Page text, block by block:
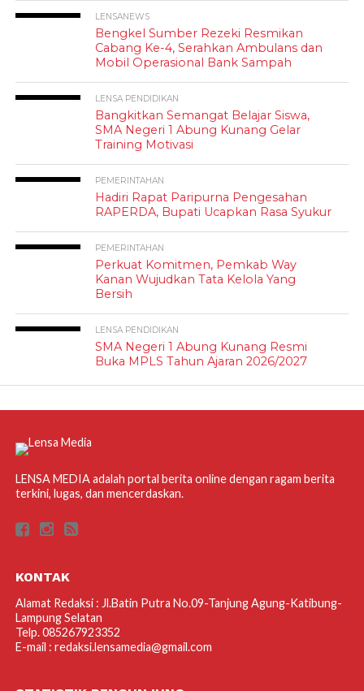
LENSANEWS
Bengkel Sumber Rezeki Resmikan
Cabang Ke-4, Serahkan Ambulans dan
Mobil Operasional Bank Sampah
LENSA PENDIDIKAN
Bangkitkan Semangat Belajar Siswa,
SMA Negeri 1 Abung Kunang Gelar
Training Motivasi
PEMERINTAHAN
Hadiri Rapat Paripurna Pengesahan
RAPERDA, Bupati Ucapkan Rasa Syukur
PEMERINTAHAN
Perkuat Komitmen, Pemkab Way
Kanan Wujudkan Tata Kelola Yang
Bersih
LENSA PENDIDIKAN
SMA Negeri 1 Abung Kunang Resmi
Buka MPLS Tahun Ajaran 2026/2027
LENSA MEDIA adalah portal berita online dengan ragam berita
terkini, lugas, dan mencerdaskan.
KONTAK
Alamat Redaksi : Jl.Batin Putra No.09-Tanjung Agung-Katibung-
Lampung Selatan
Telp. 085267923352
E-mail : redaksi.lensamedia@gmail.com